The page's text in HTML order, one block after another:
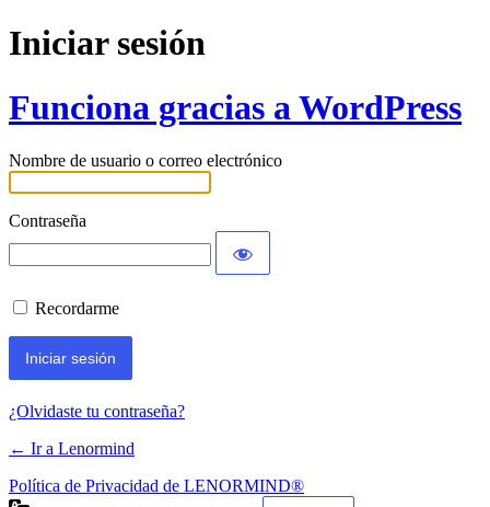
Iniciar sesión
Funciona gracias a WordPress
Nombre de usuario o correo electrónico
Contraseña
Recordarme
¿Olvidaste tu contraseña?
← Ir a Lenormind
Política de Privacidad de LENORMIND®